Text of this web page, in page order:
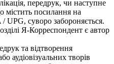
передрук, чи наступне
містить посилання на
UPG, суворо забороняється.
Я-Корреспондент є автор
та відтворення
аудіовізуальних творів